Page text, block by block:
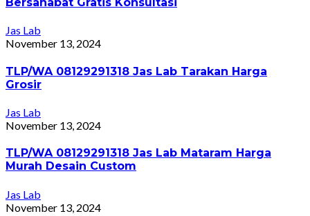
Jas Lab
November 13, 2024
TLP/WA 08129291318 Jas Lab Tarakan Harga
Grosir
Jas Lab
November 13, 2024
TLP/WA 08129291318 Jas Lab Mataram Harga
Murah Desain Custom
Jas Lab
November 13, 2024